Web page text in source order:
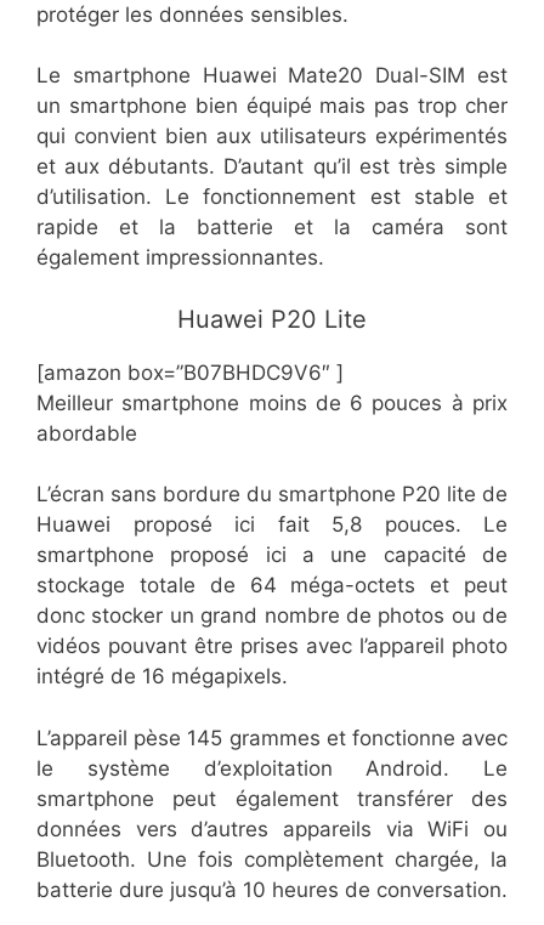
protéger les données sensibles.
Le smartphone Huawei Mate20 Dual-SIM est
un smartphone bien équipé mais pas trop cher
qui convient bien aux utilisateurs expérimentés
et aux débutants. D’autant qu’il est très simple
d’utilisation. Le fonctionnement est stable et
rapide et la batterie et la caméra sont
également impressionnantes.
​Huawei P20 Lite
[amazon box=”​​B07BHDC9V6″ ]
​Meilleur smartphone moins de 6 pouces à prix
abordable
L’écran sans bordure du smartphone P20 lite de
Huawei proposé ici fait 5,8 pouces. Le
smartphone proposé ici a une capacité de
stockage totale de 64 méga-octets et peut
donc stocker un grand nombre de photos ou de
vidéos pouvant être prises avec l’appareil photo
intégré de 16 mégapixels.
L’appareil pèse 145 grammes et fonctionne avec
le système d’exploitation Android. Le
smartphone peut également transférer des
données vers d’autres appareils via WiFi ou
Bluetooth. Une fois complètement chargée, la
batterie dure jusqu’à 10 heures de conversation.